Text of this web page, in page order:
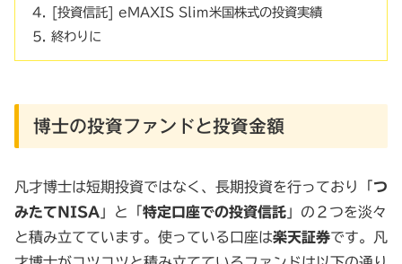
[投資信託] eMAXIS Slim米国株式の投資実績
終わりに
博士の投資ファンドと投資金額
凡才博士は短期投資ではなく、長期投資を行っており「 つ
みたてNISA 」と「 特定口座での投資信託 」の２つを淡々
と積み立てています。使っている口座は楽天証券です。凡